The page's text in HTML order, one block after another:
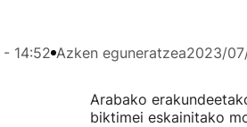
14:52 Azken eguneratzea2023/
Arabako
biktimei eskainitako